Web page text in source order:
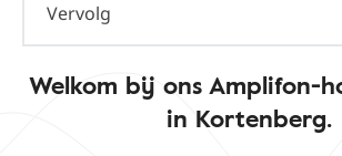
Vervolg
Welkom bij ons Amplifon-
in Kortenberg.